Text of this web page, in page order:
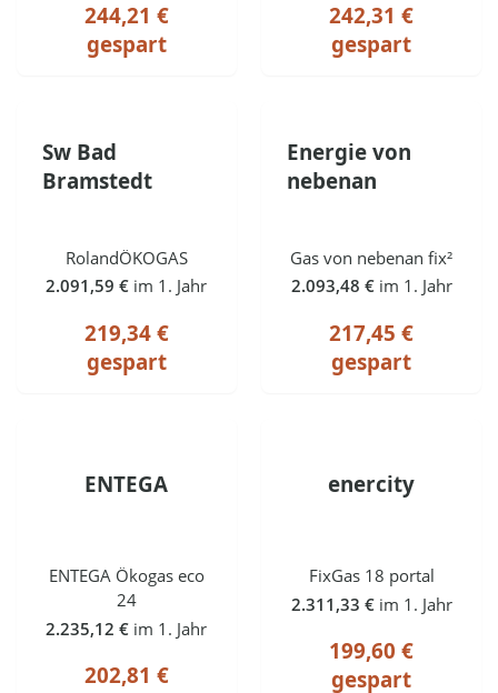
244,21 €
gespart
242,31 €
gespart
Sw Bad
Bramstedt
RolandÖKOGAS
2.091,59 € im 1. Jahr
219,34 €
gespart
Energie von
nebenan
Gas von nebenan fix²
2.093,48 € im 1. Jahr
217,45 €
gespart
ENTEGA
ENTEGA Ökogas eco
24
2.235,12 € im 1. Jahr
202,81 €
enercity
FixGas 18 portal
2.311,33 € im 1. Jahr
199,60 €
gespart